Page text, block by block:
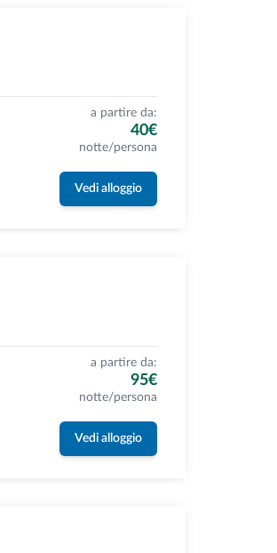
a partire da:
40€
notte/persona
Vedi alloggio
a partire da:
95€
notte/persona
Vedi alloggio